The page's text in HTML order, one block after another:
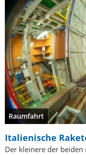
Raumfahrt
Italienische
Der kleinere der beiden